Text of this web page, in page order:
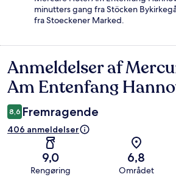
minutters gang fra Stöcken
fra Stoeckener Marked.
Anmeldelser
Anmeldelser af
Am Entenfang
8,6 Fremragende
406 anmeldelser
9,0
Rengøring
6,8
Området